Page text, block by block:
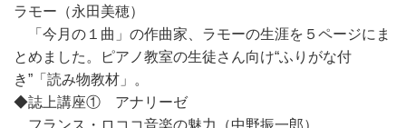
ラモー（永田美穂）
「今月の１曲」の作曲家、ラモーの生涯を５ページにま
とめました。ピアノ教室の生徒さん向け“ふりがな付
き”「読み物教材」。
◆誌上講座① アナリーゼ
フランス・ロココ音楽の魅力（中野振一郎）